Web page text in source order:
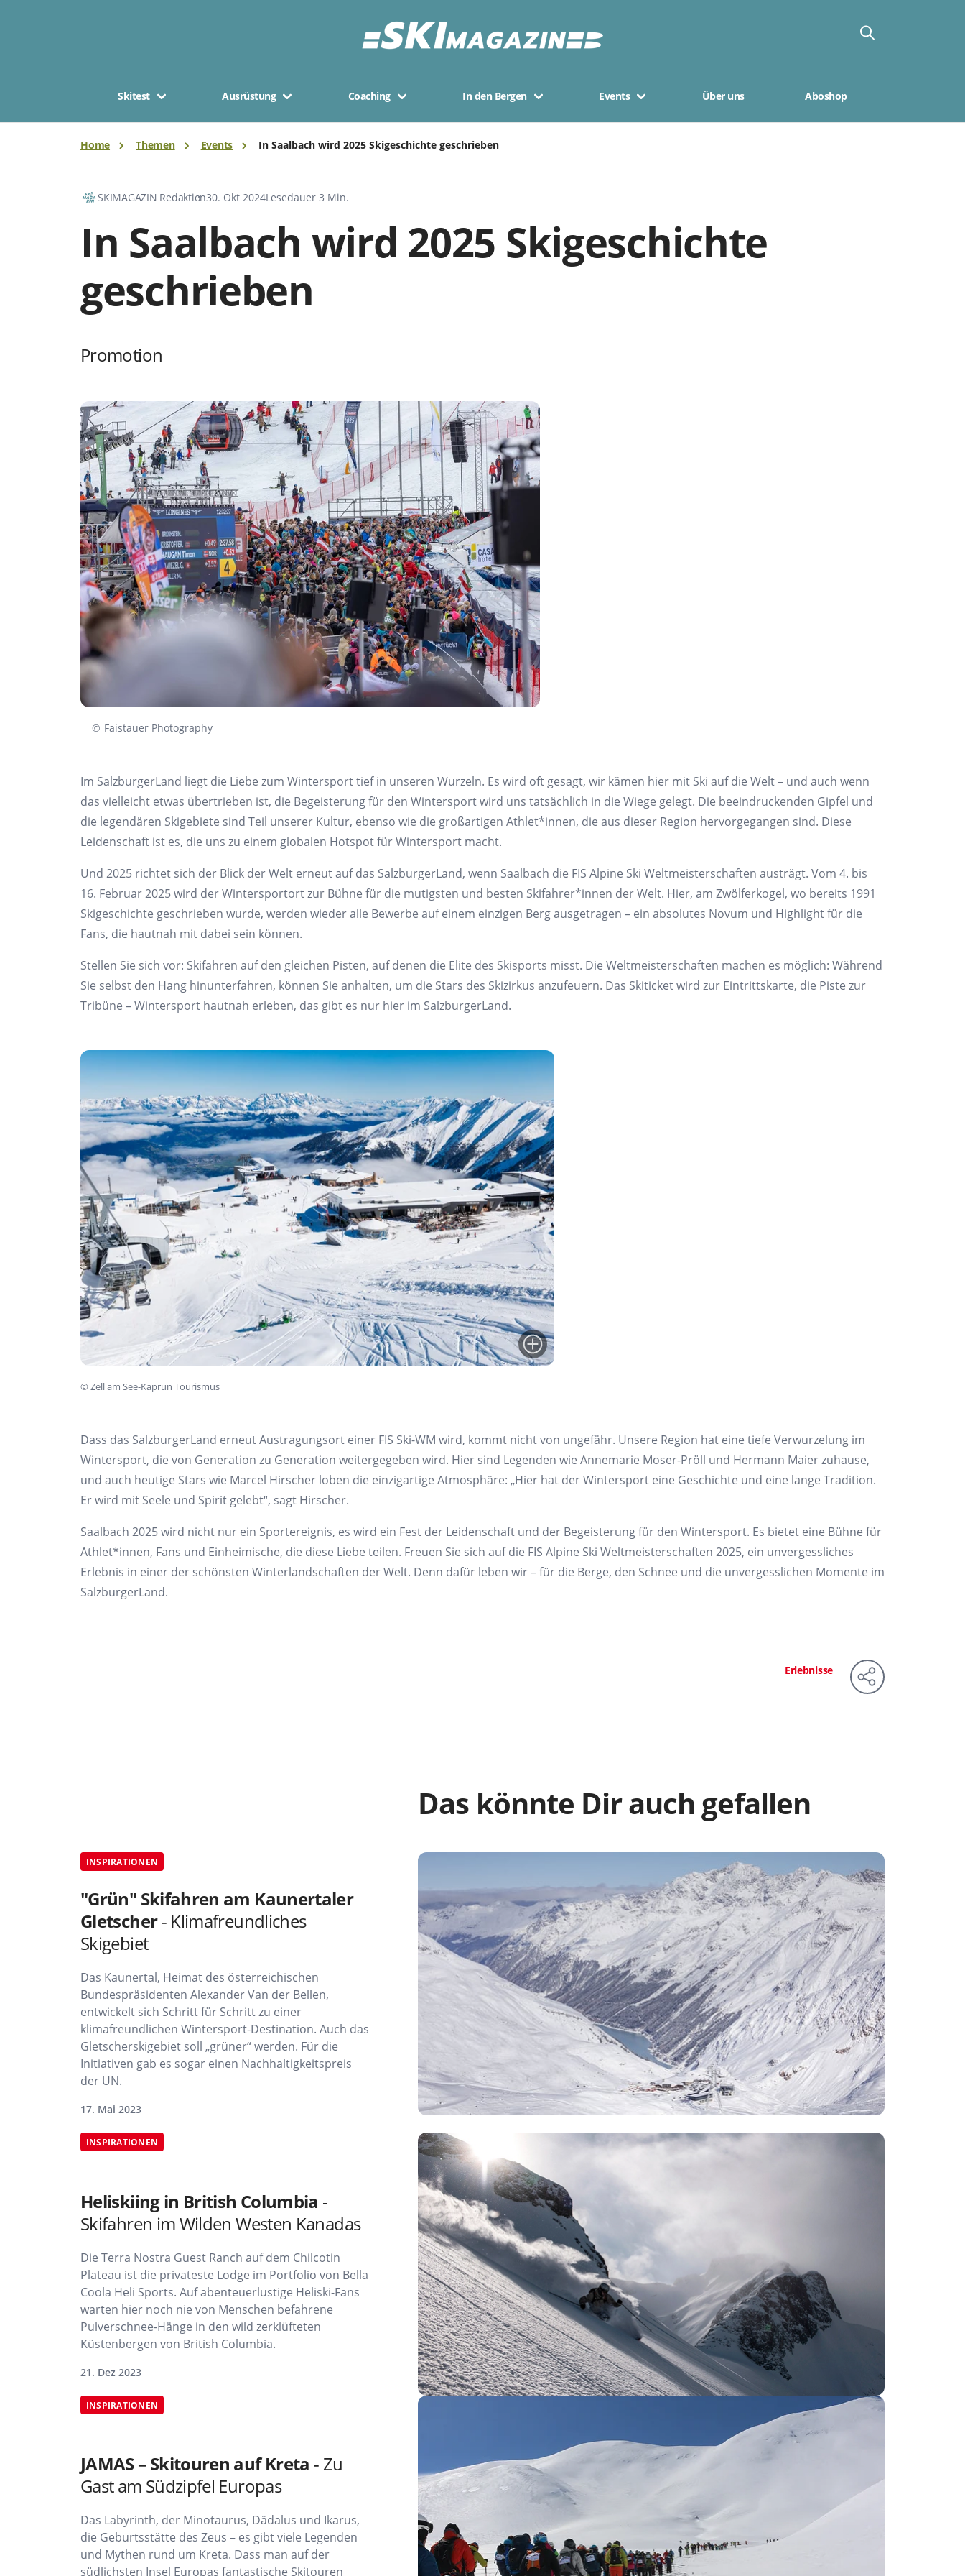
Skitest Ausrüstung Coaching In den Bergen Events Über uns Aboshop
Home Themen Events In Saalbach wird 2025 Skigeschichte geschrieben
SKIMAGAZIN Redaktion30. Okt 2024Lesedauer 3 Min.
In Saalbach wird 2025 Skigeschichte
geschrieben
Promotion
© Faistauer Photography
Im SalzburgerLand liegt die Liebe zum Wintersport tief in unseren Wurzeln. Es wird oft gesagt, wir kämen hier mit Ski auf die Welt – und auch wenn
das vielleicht etwas übertrieben ist, die Begeisterung für den Wintersport wird uns tatsächlich in die Wiege gelegt. Die beeindruckenden Gipfel und
die legendären Skigebiete sind Teil unserer Kultur, ebenso wie die großartigen Athlet*innen, die aus dieser Region hervorgegangen sind. Diese
Leidenschaft ist es, die uns zu einem globalen Hotspot für Wintersport macht.
Und 2025 richtet sich der Blick der Welt erneut auf das SalzburgerLand, wenn Saalbach die FIS Alpine Ski Weltmeisterschaften austrägt. Vom 4. bis
16. Februar 2025 wird der Wintersportort zur Bühne für die mutigsten und besten Skifahrer*innen der Welt. Hier, am Zwölferkogel, wo bereits 1991
Skigeschichte geschrieben wurde, werden wieder alle Bewerbe auf einem einzigen Berg ausgetragen – ein absolutes Novum und Highlight für die
Fans, die hautnah mit dabei sein können.
Stellen Sie sich vor: Skifahren auf den gleichen Pisten, auf denen die Elite des Skisports misst. Die Weltmeisterschaften machen es möglich: Während
Sie selbst den Hang hinunterfahren, können Sie anhalten, um die Stars des Skizirkus anzufeuern. Das Skiticket wird zur Eintrittskarte, die Piste zur
Tribüne – Wintersport hautnah erleben, das gibt es nur hier im SalzburgerLand.
©Zell am See-Kaprun Tourismus
Dass das SalzburgerLand erneut Austragungsort einer FIS Ski-WM wird, kommt nicht von ungefähr. Unsere Region hat eine tiefe Verwurzelung im
Wintersport, die von Generation zu Generation weitergegeben wird. Hier sind Legenden wie Annemarie Moser-Pröll und Hermann Maier zuhause,
und auch heutige Stars wie Marcel Hirscher loben die einzigartige Atmosphäre: „Hier hat der Wintersport eine Geschichte und eine lange Tradition.
Er wird mit Seele und Spirit gelebt“, sagt Hirscher.
Saalbach 2025 wird nicht nur ein Sportereignis, es wird ein Fest der Leidenschaft und der Begeisterung für den Wintersport. Es bietet eine Bühne für
Athlet*innen, Fans und Einheimische, die diese Liebe teilen. Freuen Sie sich auf die FIS Alpine Ski Weltmeisterschaften 2025, ein unvergessliches
Erlebnis in einer der schönsten Winterlandschaften der Welt. Denn dafür leben wir – für die Berge, den Schnee und die unvergesslichen Momente im
SalzburgerLand.
Erlebnisse
Das könnte Dir auch gefallen
INSPIRATIONEN
"Grün" Skifahren am Kaunertaler
Gletscher- Klimafreundliches
Skigebiet
Das Kaunertal, Heimat des österreichischen
Bundespräsidenten Alexander Van der Bellen,
entwickelt sich Schritt für Schritt zu einer
klimafreundlichen Wintersport-Destination. Auch das
Gletscherskigebiet soll „grüner“ werden. Für die
Initiativen gab es sogar einen Nachhaltigkeitspreis
der UN.
17. Mai 2023
INSPIRATIONEN
Heliskiing in British Columbia -
Skifahren im Wilden Westen Kanadas
Die Terra Nostra Guest Ranch auf dem Chilcotin
Plateau ist die privateste Lodge im Portfolio von Bella
Coola Heli Sports. Auf abenteuerlustige Heliski-Fans
warten hier noch nie von Menschen befahrene
Pulverschnee-Hänge in den wild zerklüfteten
Küstenbergen von British Columbia.
21. Dez 2023
INSPIRATIONEN
JAMAS – Skitouren auf Kreta - Zu
Gast am Südzipfel Europas
Das Labyrinth, der Minotaurus, Dädalus und Ikarus,
die Geburtsstätte des Zeus – es gibt viele Legenden
und Mythen rund um Kreta. Dass man auf der
südlichsten Insel Europas fantastische Skitouren